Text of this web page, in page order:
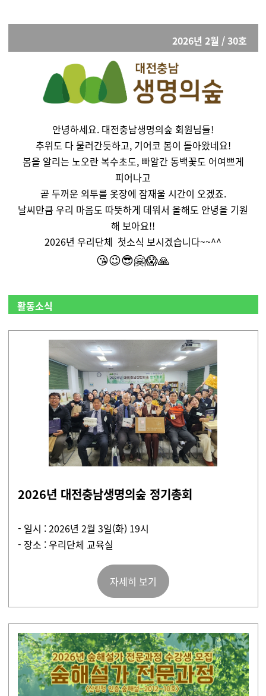
2026년 2월 / 30호
안녕하세요. 대전충남생명의숲 회원님들!
추위도 다 물러간듯하고, 기어코 봄이 돌아왔네요!
봄을 알리는 노오란 복수초도, 빠알간 동백꽃도 어여쁘게
피어나고
곧 두꺼운 외투를 옷장에 잠재울 시간이 오겠죠.
날씨만큼 우리 마음도 따뜻하게 데워서 올해도 안녕을 기원
해 보아요!!
2026년 우리단체 첫소식 보시겠습니다~~^^
😘😉😎🤗😱🙏
활동소식
2026년 대전충남생명의숲 정기총회
- 일시 : 2026년 2월 3일(화) 19시
- 장소 : 우리단체 교육실
자세히 보기